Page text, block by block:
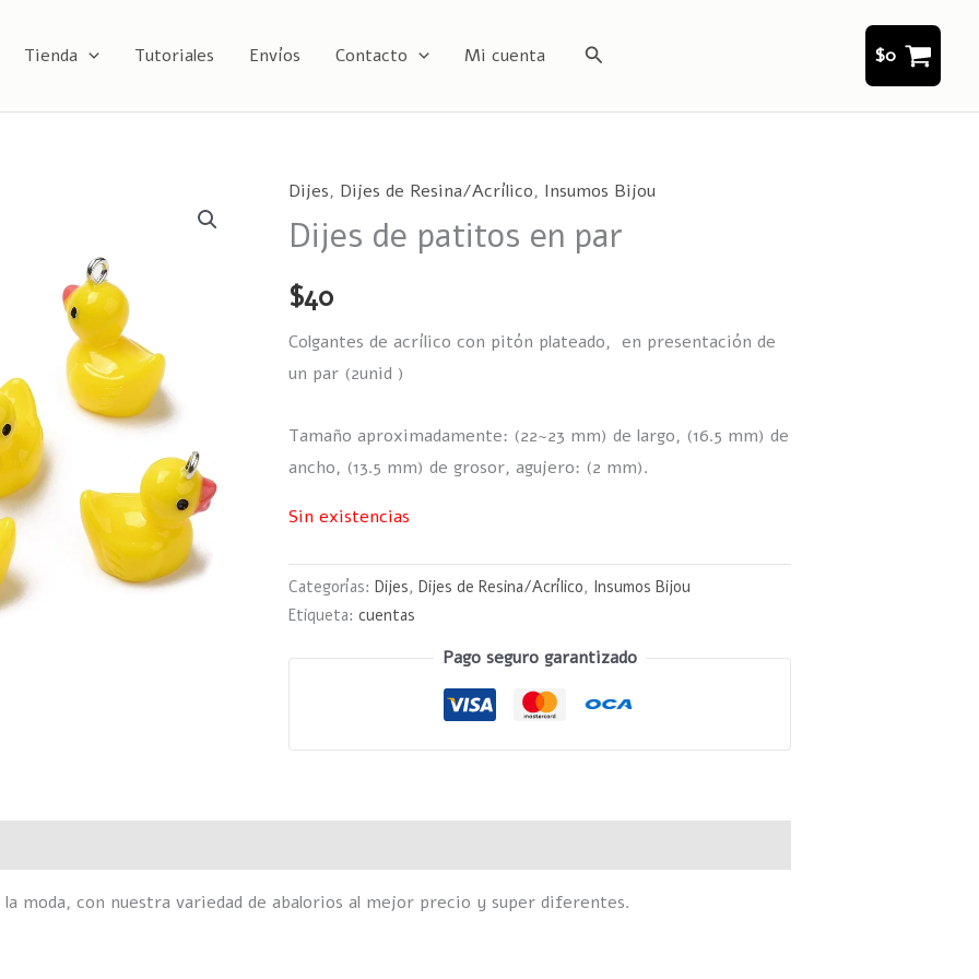
Tienda Tutoriales Envíos Contacto Mi cuenta Buscar $0
Dijes, Dijes de Resina/Acrílico, Insumos Bijou
Dijes de patitos en par
$40
Colgantes de acrílico con pitón plateado, en presentación de
un par (2unid )
Tamaño aproximadamente: (22~23 mm) de largo, (16.5 mm) de
ancho, (13.5 mm) de grosor, agujero: (2 mm).
Sin existencias
Categorías: Dijes, Dijes de Resina/Acrílico, Insumos Bijou
Etiqueta: cuentas
Pago seguro garantizado
la moda, con nuestra variedad de abalorios al mejor precio y super diferentes.